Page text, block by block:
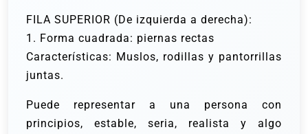
FILA SUPERIOR (De izquierda a derecha):
1. Forma cuadrada: piernas rectas
Características: Muslos, rodillas y pantorrillas
juntas.
Puede representar a una persona con
principios, estable, seria, realista y algo